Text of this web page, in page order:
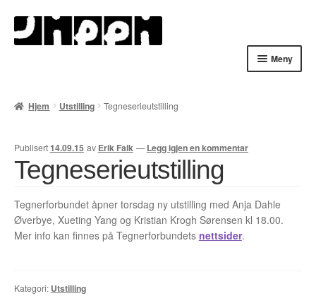
Hopp
til
Hopp
til
Meny
Handlekurv
Lenker
Min konto
Nyhetsarkiv
Hjem Utstilling Tegneserieutstilling
Publisert14.09.15 av Erik Falk —Legg igjen en kommentar
Tegneserieutstilling
Tegnerforbundet åpner torsdag ny utstilling med Anja Dahle
Øverbye, Xueting Yang og Kristian Krogh Sørensen kl 18.00.
Mer info kan finnes på Tegnerforbundets nettsider.
Kategori: Utstilling